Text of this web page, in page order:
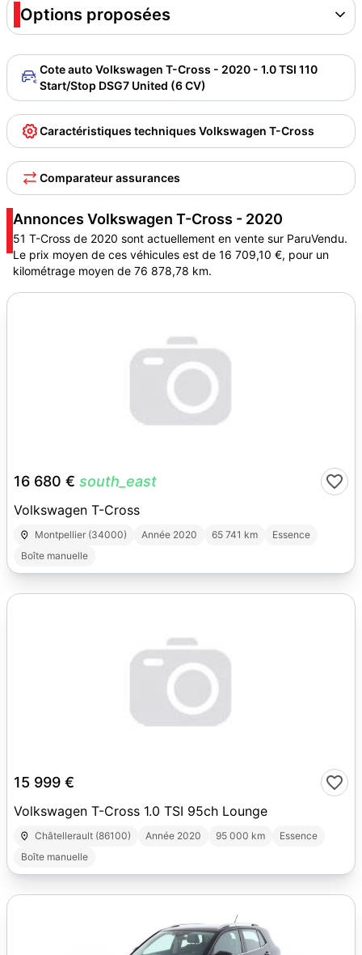
Options proposées
Cote auto Volkswagen T-Cross - 2020 - 1.0 TSI 110
Start/Stop DSG7 United (6 CV)
Caractéristiques techniques Volkswagen T-Cross
Comparateur assurances
Annonces Volkswagen T-Cross - 2020
51 T-Cross de 2020 sont actuellement en vente sur ParuVendu.
Le prix moyen de ces véhicules est de 16 709,10 €, pour un
kilométrage moyen de 76 878,78 km.
16 680 € south_east
Volkswagen T-Cross
Montpellier (34000) Année 2020 65 741 km
Essence
Boîte manuelle
15 999 €
Volkswagen T-Cross 1.0 TSI 95ch Lounge
Châtellerault (86100) Année 2020 95 000 km
Essence
Boîte manuelle